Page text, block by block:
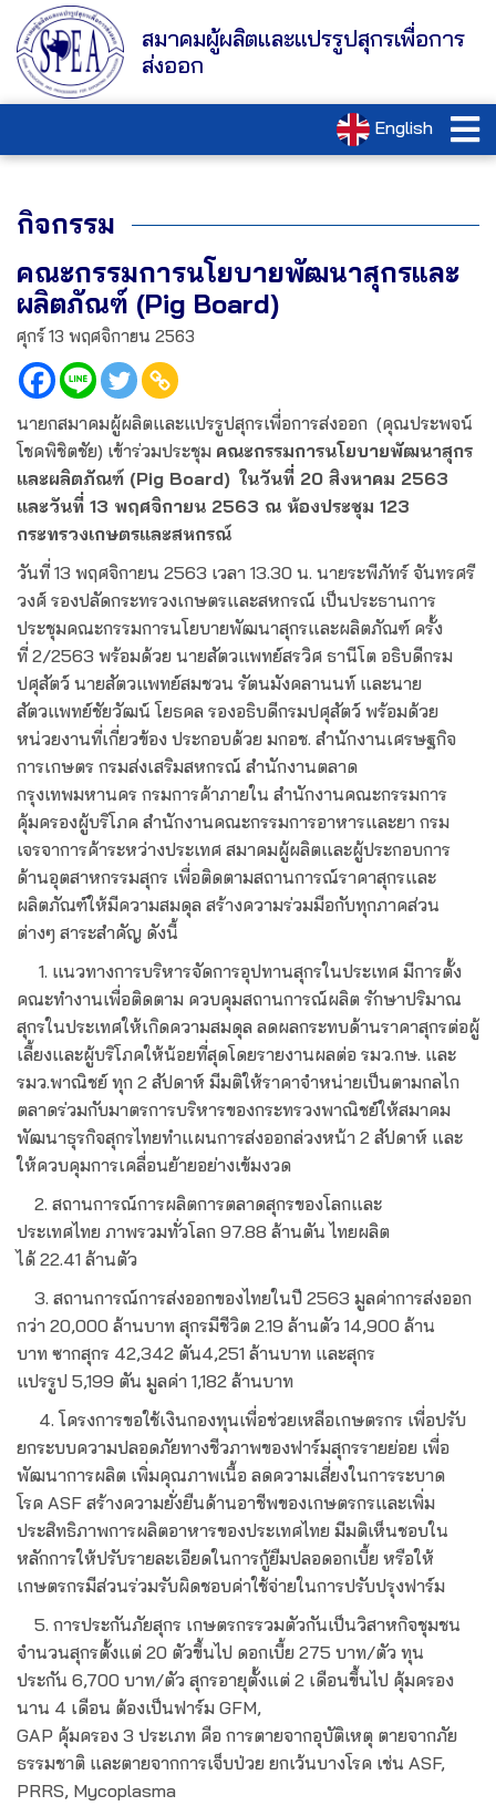
สมาคมผู้ผลิตและแปรรูปสุกรเพื่อการ
ส่งออก
English
กิจกรรม
คณะกรรมการนโยบายพัฒนาสุกรและ
ผลิตภัณฑ์ (Pig Board)
ศุกร์ 13 พฤศจิกายน 2563
นายกสมาคมผู้ผลิตและแปรรูปสุกรเพื่อการส่งออก (คุณประพจน์
โชคพิชิตชัย) เข้าร่วมประชุม คณะกรรมการนโยบายพัฒนาสุกร
และผลิตภัณฑ์ (Pig Board) ในวันที่ 20 สิงหาคม 2563
และวันที่ 13 พฤศจิกายน 2563 ณ ห้องประชุม 123
กระทรวงเกษตรและสหกรณ์
วันที่ 13 พฤศจิกายน 2563 เวลา 13.30 น. นายระพีภัทร์ จันทรศรี
วงศ์ รองปลัดกระทรวงเกษตรและสหกรณ์ เป็นประธานการ
ประชุมคณะกรรมการนโยบายพัฒนาสุกรและผลิตภัณฑ์ ครั้ง
ที่ 2/2563 พร้อมด้วย นายสัตวแพทย์สรวิศ ธานีโต อธิบดีกรม
ปศุสัตว์ นายสัตวแพทย์สมชวน รัตนมังคลานนท์ และนาย
สัตวแพทย์ชัยวัฒน์ โยธคล รองอธิบดีกรมปศุสัตว์ พร้อมด้วย
หน่วยงานที่เกี่ยวข้อง ประกอบด้วย มกอช. สำนักงานเศรษฐกิจ
การเกษตร กรมส่งเสริมสหกรณ์ สำนักงานตลาด
กรุงเทพมหานคร กรมการค้าภายใน สำนักงานคณะกรรมการ
คุ้มครองผู้บริโภค สำนักงานคณะกรรมการอาหารและยา กรม
เจรจาการค้าระหว่างประเทศ สมาคมผู้ผลิตและผู้ประกอบการ
ด้านอุตสาหกรรมสุกร เพื่อติดตามสถานการณ์ราคาสุกรและ
ผลิตภัณฑ์ให้มีความสมดุล สร้างความร่วมมือกับทุกภาคส่วน
ต่างๆ สาระสำคัญ ดังนี้
1. แนวทางการบริหารจัดการอุปทานสุกรในประเทศ มีการตั้ง
คณะทำงานเพื่อติดตาม ควบคุมสถานการณ์ผลิต รักษาปริมาณ
สุกรในประเทศให้เกิดความสมดุล ลดผลกระทบด้านราคาสุกรต่อผู้
เลี้ยงและผู้บริโภคให้น้อยที่สุดโดยรายงานผลต่อ รมว.กษ. และ
รมว.พาณิชย์ ทุก 2 สัปดาห์ มีมติให้ราคาจำหน่ายเป็นตามกลไก
ตลาดร่วมกับมาตรการบริหารของกระทรวงพาณิชย์ให้สมาคม
พัฒนาธุรกิจสุกรไทยทำแผนการส่งออกล่วงหน้า 2 สัปดาห์ และ
ให้ควบคุมการเคลื่อนย้ายอย่างเข้มงวด
2. สถานการณ์การผลิตการตลาดสุกรของโลกและ
ประเทศไทย ภาพรวมทั่วโลก 97.88 ล้านตัน ไทยผลิต
ได้ 22.41 ล้านตัว
3. สถานการณ์การส่งออกของไทยในปี 2563 มูลค่าการส่งออก
กว่า 20,000 ล้านบาท สุกรมีชีวิต 2.19 ล้านตัว 14,900 ล้าน
บาท ซากสุกร 42,342 ตัน4,251 ล้านบาท และสุกร
แปรรูป 5,199 ตัน มูลค่า 1,182 ล้านบาท
4. โครงการขอใช้เงินกองทุนเพื่อช่วยเหลือเกษตรกร เพื่อปรับ
ยกระบบความปลอดภัยทางชีวภาพของฟาร์มสุกรรายย่อย เพื่อ
พัฒนาการผลิต เพิ่มคุณภาพเนื้อ ลดความเสี่ยงในการระบาด
โรค ASF สร้างความยั่งยืนด้านอาชีพของเกษตรกรและเพิ่ม
ประสิทธิภาพการผลิตอาหารของประเทศไทย มีมติเห็นชอบใน
หลักการให้ปรับรายละเอียดในการกู้ยืมปลอดอกเบี้ย หรือให้
เกษตรกรมีส่วนร่วมรับผิดชอบค่าใช้จ่ายในการปรับปรุงฟาร์ม
5. การประกันภัยสุกร เกษตรกรรวมตัวกันเป็นวิสาหกิจชุมชน
จำนวนสุกรตั้งแต่ 20 ตัวขึ้นไป ดอกเบี้ย 275 บาท/ตัว ทุน
ประกัน 6,700 บาท/ตัว สุกรอายุตั้งแต่ 2 เดือนขึ้นไป คุ้มครอง
นาน 4 เดือน ต้องเป็นฟาร์ม GFM,
GAP คุ้มครอง 3 ประเภท คือ การตายจากอุบัติเหตุ ตายจากภัย
ธรรมชาติ และตายจากการเจ็บป่วย ยกเว้นบางโรค เช่น ASF,
PRRS, Mycoplasma